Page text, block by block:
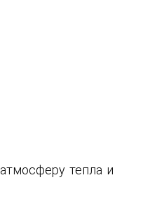
тепла и